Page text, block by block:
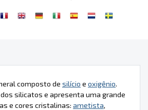
composto de silício e oxigênio.
silicatos e apresenta uma grande
e cores cristalinas: ametista,